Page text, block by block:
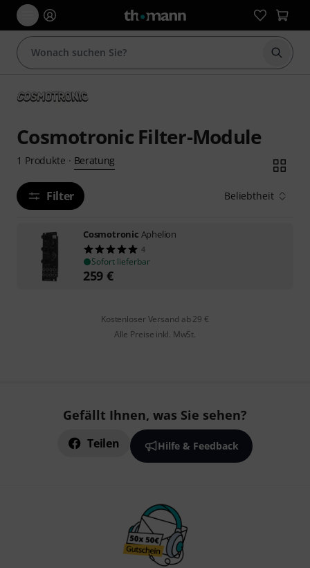
Suche
Cosmotronic Filter-Module
1 Produkte · Beratung
Filter Beliebtheit
Cosmotronic Aphelion
4
Sofort lieferbar
259 €
Kostenloser Versand ab 29 €
Alle Preise inkl. MwSt.
Gefällt Ihnen, was Sie sehen?
Teilen Hilfe & Feedback